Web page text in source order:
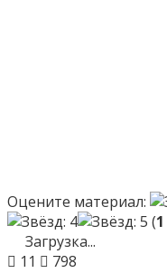
Оцените материал:
(1
Загрузка...
11
798